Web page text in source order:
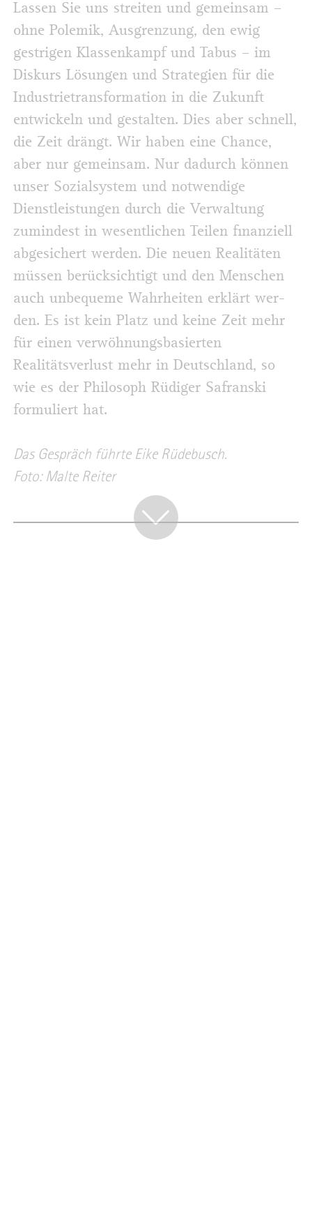
Lassen Sie uns streiten und gemeinsam –
ohne Polemik, Ausgrenzung, den ewig
gestrigen Klassenkampf und Tabus – im
Diskurs Lösungen und Strategien für die
Industrietransformation in die Zukunft
entwickeln und gestalten. Dies aber schnell,
die Zeit drängt. Wir haben eine Chance,
aber nur gemeinsam. Nur dadurch können
unser Sozialsystem und notwendige
Dienstleistungen durch die Verwaltung
zumindest in wesentlichen Teilen finanziell
abgesichert werden. Die neuen Realitäten
müssen berücksichtigt und den Menschen
auch unbequeme Wahrheiten erklärt wer-
den. Es ist kein Platz und keine Zeit mehr
für einen verwöhnungsbasierten
Realitätsverlust mehr in Deutschland, so
wie es der Philosoph Rüdiger Safranski
formuliert hat.
Das Gespräch führte Eike Rüdebusch.
Foto: Malte Reiter